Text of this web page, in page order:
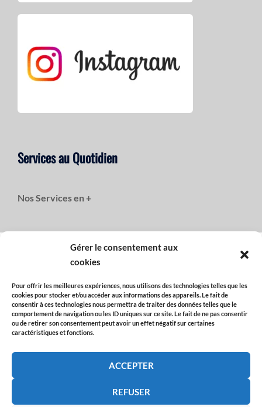
Gérer le consentement aux
cookies
Pour offrir les meilleures expériences, nous utilisons des technologies telles que les
cookies pour stocker et/ou accéder aux informations des appareils. Le fait de
consentir à ces technologies nous permettra de traiter des données telles que le
comportement de navigation ou les ID uniques sur ce site. Le fait de ne pas consentir
ou de retirer son consentement peut avoir un effet négatif sur certaines
caractéristiques et fonctions.
ACCEPTER
REFUSER
Services au Quotidien
Nos Services en +
Politique de Confidentialité / RGPD / Cookies
Politique de Confidentialité / RGPD
Politique de Cookies